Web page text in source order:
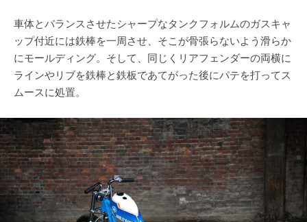
車体とバランスさせたシャープなタンクフォルムのガスキャ
ップ付近には鉄棒を一周させ、そこが骨張らないよう滑らか
にモールディング。そして、同じくリアフェンダーの両横に
ラインやリブを鉄棒と鉄板であてがった後にパテを打ってス
ムースに処置。